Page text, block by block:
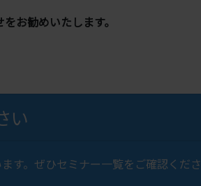
お勧めいたします。
い
。ぜひセミナー一覧をご確認くださ